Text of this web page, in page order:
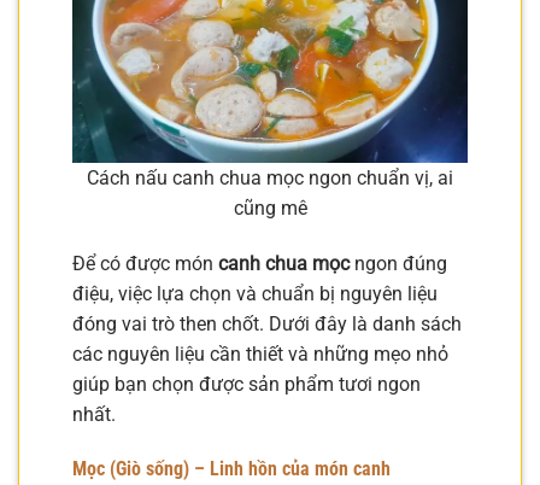
Cách nấu canh chua mọc ngon chuẩn vị, ai
cũng mê
Để có được món canh chua mọcngon đúng
điệu, việc lựa chọn và chuẩn bị nguyên liệu
đóng vai trò then chốt. Dưới đây là danh sách
các nguyên liệu cần thiết và những mẹo nhỏ
giúp bạn chọn được sản phẩm tươi ngon
nhất.
Mọc (Giò sống) – Linh hồn của món canh